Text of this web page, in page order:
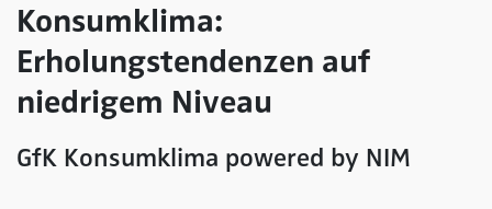
Konsumklima:
Erholungstendenzen auf
niedrigem Niveau
GfK Konsumklima powered by NIM